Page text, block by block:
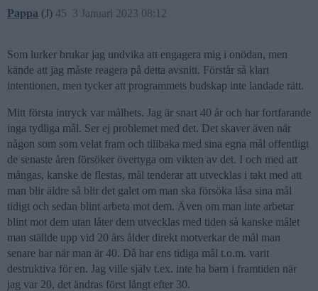
Pappa (J) 3 Januari 2023 08:12
45
Som lurker brukar jag undvika att engagera mig i onödan, men
kände att jag måste reagera på detta avsnitt. Förstår så klart
intentionen, men tycker att programmets budskap inte landade rätt.
Mitt första intryck var målhets. Jag är snart 40 år och har fortfarande
inga tydliga mål. Ser ej problemet med det. Det skaver även när
någon som som velat fram och tillbaka med sina egna mål offentligt
de senaste åren försöker övertyga om vikten av det. I och med att
mångas, kanske de flestas, mål tenderar att utvecklas i takt med att
man blir äldre så blir det galet om man ska försöka låsa sina mål
tidigt och sedan blint arbeta mot dem. Även om man inte arbetar
blint mot dem utan låter dem utvecklas med tiden så kanske målet
man ställde upp vid 20 års ålder direkt motverkar de mål man
senare har när man är 40. Då har ens tidiga mål t.o.m. varit
destruktiva för en. Jag ville själv t.ex. inte ha barn i framtiden när
jag var 20, det ändras först långt efter 30.